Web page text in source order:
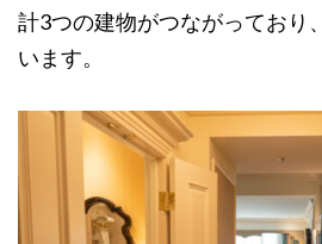
計3つの建物がつながっており
います。